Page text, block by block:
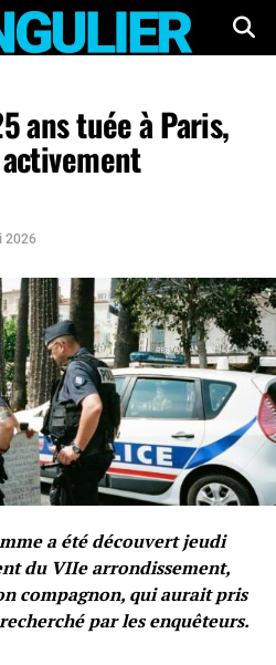
ans tuée à Paris,
2026
a été découvert jeudi
du VIIe arrondissement,
compagnon, qui aurait pris
par les enquêteurs.